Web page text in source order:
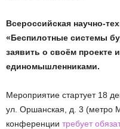
Всероссийская научно-
«Беспилотные системы
заявить о своём проекте
единомышленниками.
Мероприятие стартует 18
ул. Оршанская, д. 3 (метро
конференции требует